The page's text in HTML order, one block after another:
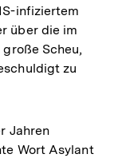
infiziertem
über die im
Scheu,
zu
Jahren
Wort Asylant